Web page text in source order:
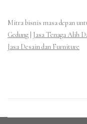
Mitra bisnis masa depan
Gedung Jasa Tenaga Alih
Jasa Desain dan Furniture